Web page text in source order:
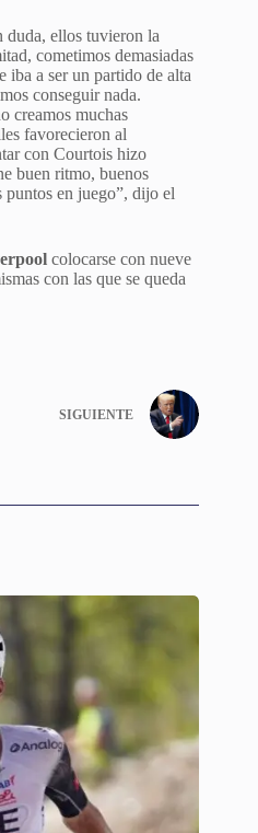
duda, ellos tuvieron la
cometimos demasiadas
iba a ser un partido de alta
conseguir nada.
creamos muchas
favorecieron al
con Courtois hizo
buen ritmo, buenos
puntos en juego”, dijo el
colocarse con nueve
con las que se queda
SIGUIENTE